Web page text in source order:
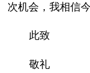
次机会，我相信
此致
敬礼